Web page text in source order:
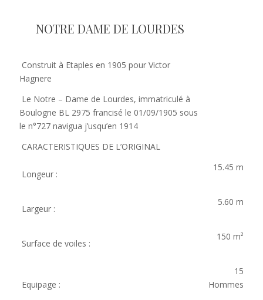
NOTRE DAME DE LOURDES
Construit à Etaples en 1905 pour Victor
Hagnere
Le Notre – Dame de Lourdes, immatriculé à
Boulogne BL 2975 francisé le 01/09/1905 sous
le n°727 navigua j’usqu’en 1914
CARACTERISTIQUES DE L’ORIGINAL
Longeur :
15.45 m
Largeur :
5.60 m
Surface de voiles :
150 m²
Equipage :
15
Hommes